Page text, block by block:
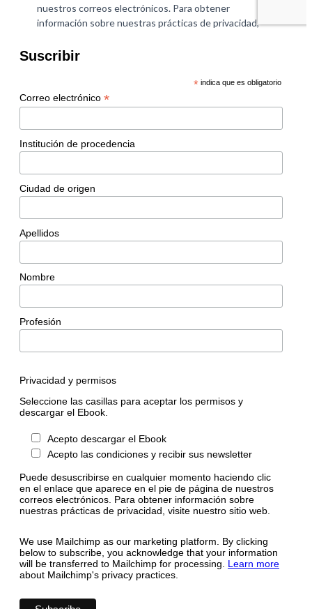
Suscribir
* indica que es obligatorio
Correo electrónico *
Institución de procedencia
Ciudad de origen
Apellidos
Nombre
Profesión
Privacidad y permisos
Seleccione las casillas para aceptar los permisos y
descargar el Ebook.
Acepto descargar el Ebook
Acepto las condiciones y recibir sus newsletter
Puede desuscribirse en cualquier momento haciendo clic
en el enlace que aparece en el pie de página de nuestros
correos electrónicos. Para obtener información sobre
nuestras prácticas de privacidad, visite nuestro sitio web.
We use Mailchimp as our marketing platform. By clicking
below to subscribe, you acknowledge that your information
will be transferred to Mailchimp for processing. Learn more
about Mailchimp's privacy practices.